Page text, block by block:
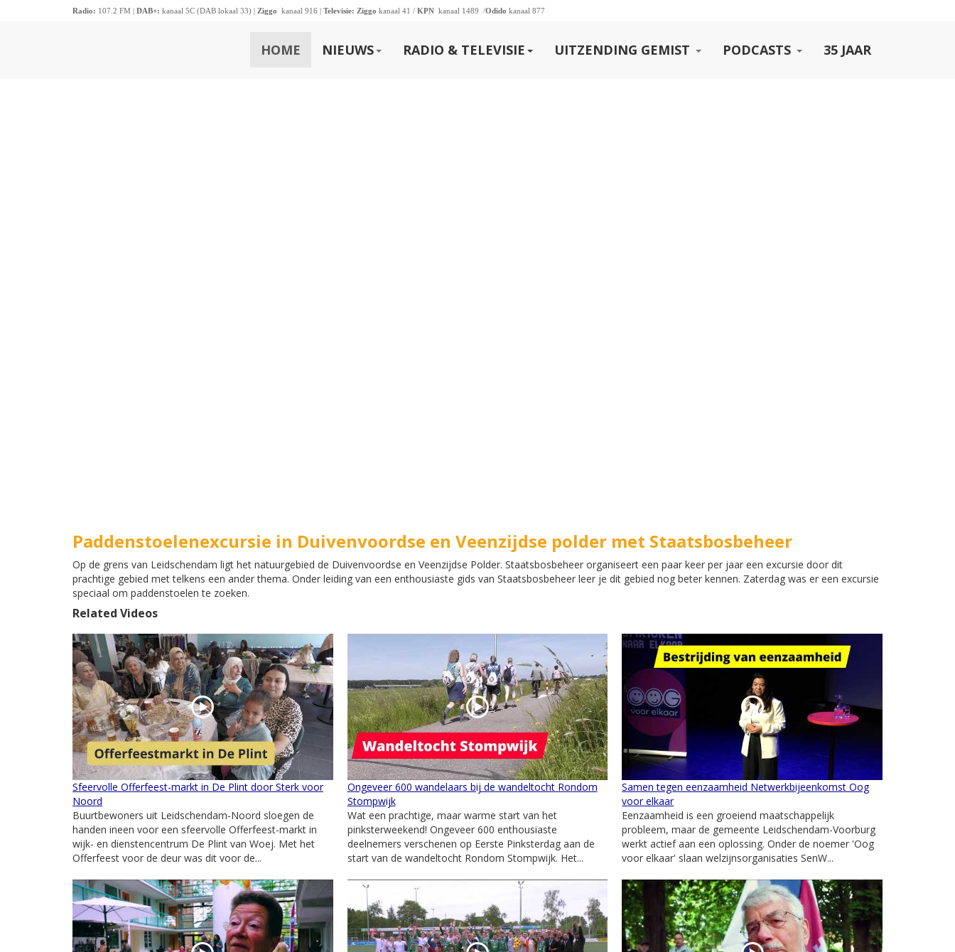
Radio: 107.2 FM | DAB+: kanaal 5C (DAB lokaal 33) | Ziggo kanaal 916 | Televisie: Ziggo kanaal 41 / KPN kanaal 1489 /Odido kanaal 877
HOME NIEUWS RADIO & TELEVISIE UITZENDING GEMIST PODCASTS 35 JAAR
Paddenstoelenexcursie in Duivenvoordse en Veenzijdse polder met Staatsbosbeheer
Op de grens van Leidschendam ligt het natuurgebied de Duivenvoordse en Veenzijdse Polder. Staatsbosbeheer organiseert een paar keer per jaar een excursie door dit
prachtige gebied met telkens een ander thema. Onder leiding van een enthousiaste gids van Staatsbosbeheer leer je dit gebied nog beter kennen. Zaterdag was er een excursie
speciaal om paddenstoelen te zoeken.
Related Videos
Sfeervolle Offerfeest-markt in De Plint door Sterk voor
Noord
Buurtbewoners uit Leidschendam-Noord sloegen de
handen ineen voor een sfeervolle Offerfeest-markt in
wijk- en dienstencentrum De Plint van Woej. Met het
Offerfeest voor de deur was dit voor de...
Ongeveer 600 wandelaars bij de wandeltocht Rondom
Stompwijk
Wat een prachtige, maar warme start van het
pinksterweekend! Ongeveer 600 enthousiaste
deelnemers verschenen op Eerste Pinksterdag aan de
start van de wandeltocht Rondom Stompwijk. Het...
Samen tegen eenzaamheid Netwerkbijeenkomst Oog
voor elkaar
Eenzaamheid is een groeiend maatschappelijk
probleem, maar de gemeente Leidschendam-Voorburg
werkt actief aan een oplossing. Onder de noemer 'Oog
voor elkaar' slaan welzijnsorganisaties SenW...